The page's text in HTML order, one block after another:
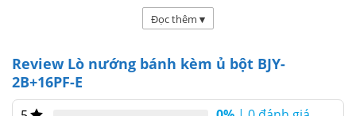
phẩm lò nướng kèm ủ bột cao cấp mang thương
hiệu Berjaya của Malaysia. Sản phẩm có thiết kế
công nghiệp, đáp ứng mọi nhu cầu của một lò
Đọc thêm ▾
Review Lò nướng bánh kèm ủ bột BJY-
2B+16PF-E